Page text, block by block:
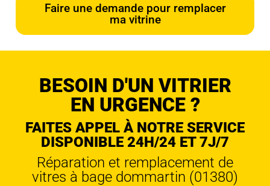
Faire une demande pour remplacer
ma vitrine
BESOIN D'UN VITRIER
EN URGENCE ?
FAITES APPEL À NOTRE SERVICE
DISPONIBLE 24H/24 ET 7J/7
Réparation et remplacement de
vitres à bage dommartin (01380)